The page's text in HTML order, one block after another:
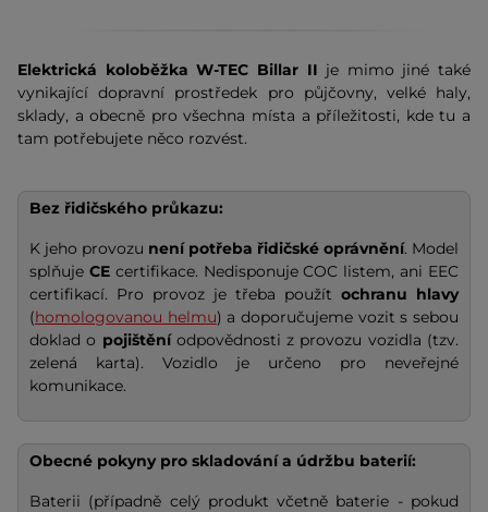
Elektrická koloběžka W-TEC Billar II je mimo jiné také
vynikající dopravní prostředek pro půjčovny, velké haly,
sklady, a obecně pro všechna místa a příležitosti, kde tu a
tam potřebujete něco rozvést.
Bez řidičského průkazu:
K jeho provozu není potřeba řidičské oprávnění. Model
splňuje CE certifikace. Nedisponuje COC listem, ani EEC
certifikací. Pro provoz je třeba použít ochranu hlavy
(homologovanou helmu) a doporučujeme vozit s sebou
doklad o pojištění odpovědnosti z provozu vozidla (tzv.
zelená karta). Vozidlo je určeno pro neveřejné
komunikace.
Obecné pokyny pro skladování a údržbu baterií:
Baterii (případně celý produkt včetně baterie - pokud